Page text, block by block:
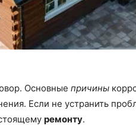
Основные причины
Если не устранить
ремонту.